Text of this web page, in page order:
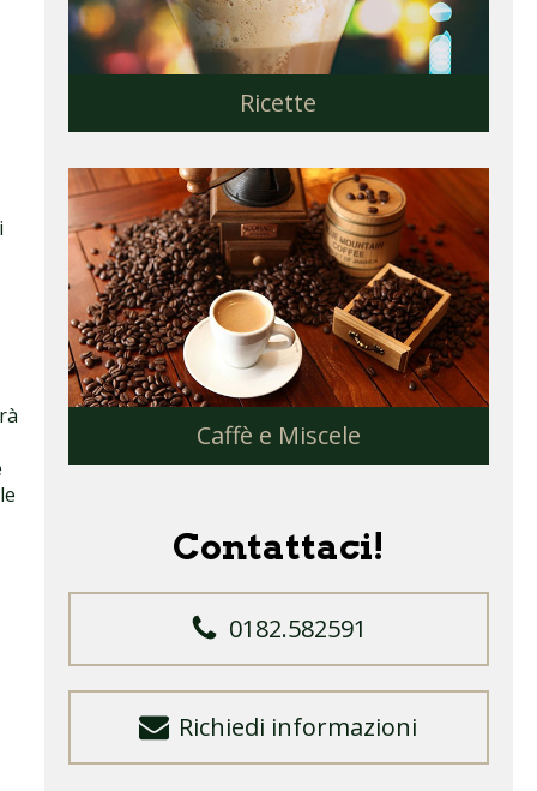
Ricette
Caffè e Miscele
Contattaci!
0182.582591
Richiedi informazioni